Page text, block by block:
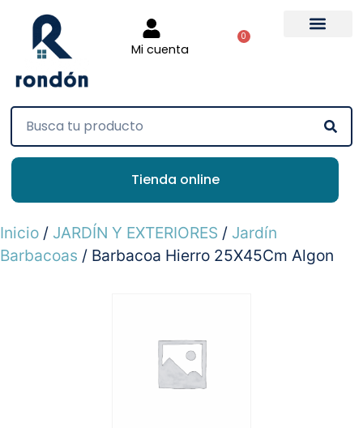
Mi cuenta
0
Tienda online
Inicio / JARDÍN Y EXTERIORES / Jardín
Barbacoas / Barbacoa Hierro 25X45Cm Algon